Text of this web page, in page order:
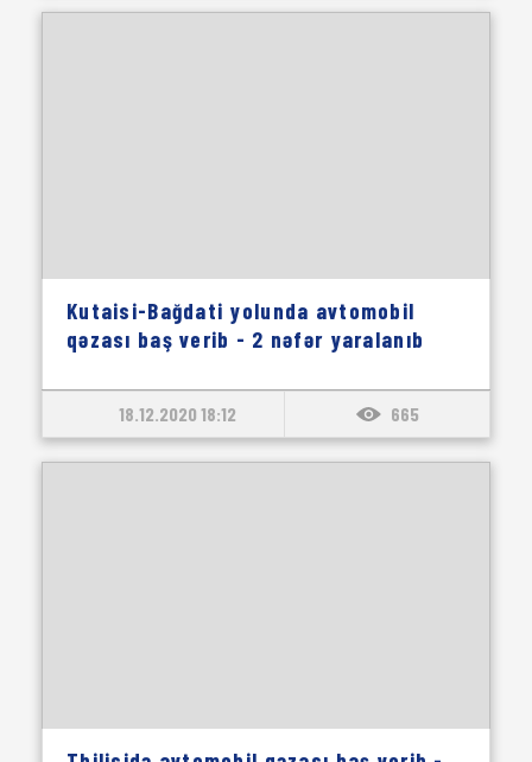
Kutaisi-Bağdati yolunda avtomobil
qəzası baş verib - 2 nəfər yaralanıb
18.12.2020 18:12 665